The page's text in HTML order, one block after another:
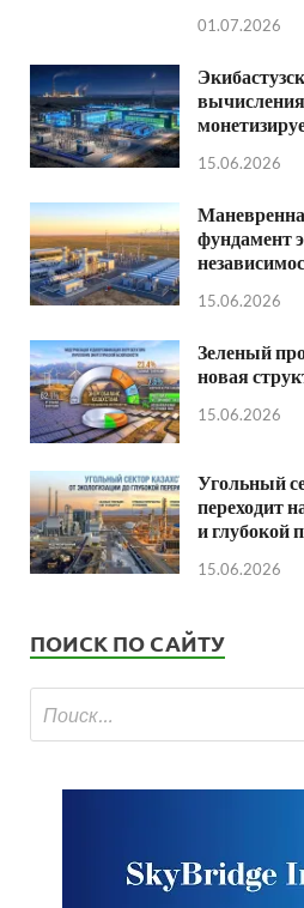
01.07.2026
15.06.2026
фундамент
15.06.2026
Зеленый
новая
15.06.2026
Угольный
переходит
и глубокой
15.06.2026
ПОИСК ПО САЙТУ